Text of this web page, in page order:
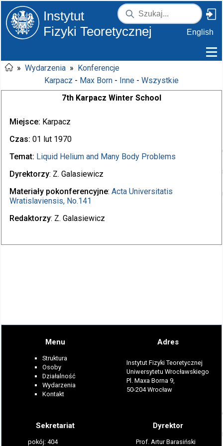
Instytut
Fizyki Teoretycznej
English
» Wydarzenia » Konferencje
Karpacz - Max Born - Inne - Wszystkie
7th Karpacz Winter School
Miejsce: Karpacz
Czas: 01 lut 1970
Temat: Liquid Helium and Many Body Problems
Dyrektorzy: Z. Galasiewicz
Materiały pokonferencyjne: Acta Universitatis
Wratislaviensis, No.141
Redaktorzy: Z. Galasiewicz
Menu
Struktura
Osoby
Działalność
Wydarzenia
Kontakt
Adres
Instytut Fizyki Teoretycznej
Uniwersytetu Wrocławskiego
Pl. Maxa Borna 9,
50-204 Wrocław
Sekretariat
pokój: 404
Dyrektor
Prof. Artur Barasiński